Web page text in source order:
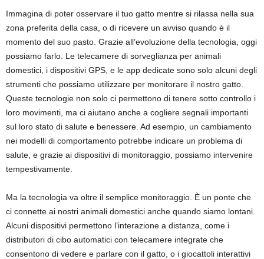
Immagina di poter osservare il tuo gatto mentre si rilassa nella sua
zona preferita della casa, o di ricevere un avviso quando è il
momento del suo pasto. Grazie all’evoluzione della tecnologia, oggi
possiamo farlo. Le telecamere di sorveglianza per animali
domestici, i dispositivi GPS, e le app dedicate sono solo alcuni degli
strumenti che possiamo utilizzare per monitorare il nostro gatto.
Queste tecnologie non solo ci permettono di tenere sotto controllo i
loro movimenti, ma ci aiutano anche a cogliere segnali importanti
sul loro stato di salute e benessere. Ad esempio, un cambiamento
nei modelli di comportamento potrebbe indicare un problema di
salute, e grazie ai dispositivi di monitoraggio, possiamo intervenire
tempestivamente.
Ma la tecnologia va oltre il semplice monitoraggio. È un ponte che
ci connette ai nostri animali domestici anche quando siamo lontani.
Alcuni dispositivi permettono l’interazione a distanza, come i
distributori di cibo automatici con telecamere integrate che
consentono di vedere e parlare con il gatto, o i giocattoli interattivi